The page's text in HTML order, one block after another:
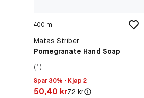
400 ml
Matas Striber
Pomegranate Hand Soap
(1)
Spar 30% • Kjøp 2
Pris: 50,40 kr
50,40 krOriginal pris:
72 kr